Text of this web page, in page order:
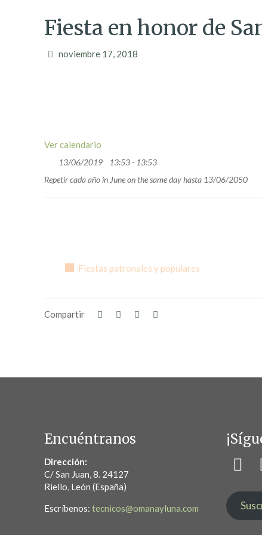
Fiesta en honor de
noviembre 17, 2018
Ver calendario
13/06/2019
13:53 - 13:53
Repetir cada año in June on the same day hasta 13/06/2050
Fiestas patronales y populares
Compartir
Encuéntranos
Dirección:
C/ San Juan, 8. 24127
Riello, León (España)
Escríbenos: tecnicos@omanayluna.com